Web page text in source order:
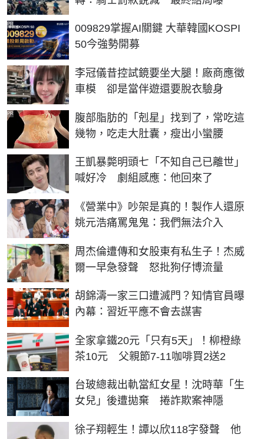
009829掌握AI關鍵 大華韓國KOSPI
50今強勢開募
PR
李冠儀昔控試鏡要坐大腿！廠商應徵
車模 卻是當伴遊還要脫衣驗身
腹部脂肪的「剋星」找到了，常吃這
幾物，吃走大肚囊，瘦出小蠻腰
PR
王凱暴斃明頭七「不知自己已離世」
喊好冷 劇組感應：他回來了
《營業中》吵架是真的！製作人還原
姚元浩痛罵鬼鬼：我們無法介入
周杰倫遭傳和女股東有私生子！杰威
爾一早急發聲 怒批狗仔博流量
胡錦濤一家三口遭滅門？知情官員曝
內幕：習近平應不會去謀害
全家拿鐵20元「只有5天」！柳橙綠
茶10元 父親節7-11咖啡買2送2
台玻總裁出軌當紅女星！沈時華「生
女兒」後遭拋棄 捲詐欺案神隱
徐子翔輕生！譚以欣118字發聲 他